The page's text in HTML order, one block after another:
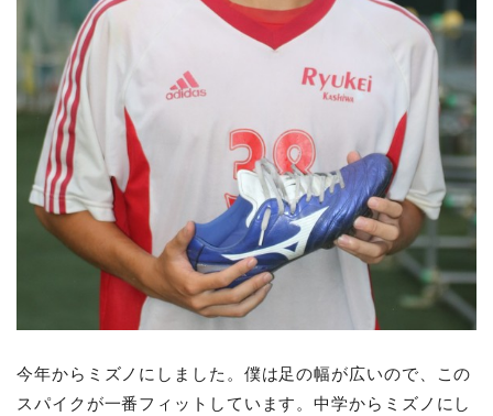
今年からミズノにしました。僕は足の幅が広いので、この
スパイクが一番フィットしています。中学からミズノにし